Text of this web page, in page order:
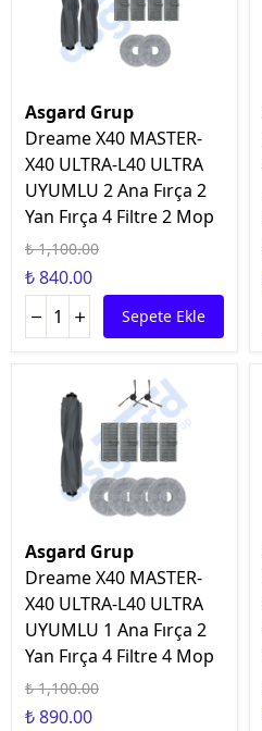
Asgard Grup
Dreame X40 MASTER-
X40 ULTRA-L40 ULTRA
UYUMLU 2 Ana Fırça 2
Yan Fırça 4 Filtre 2 Mop
₺ 1,100.00
₺ 840.00
Sepete Ekle
Asgard Grup
Dreame X40 MASTER-
X40 ULTRA-L40 ULTRA
UYUMLU 1 Ana Fırça 2
Yan Fırça 4 Filtre 4 Mop
₺ 1,100.00
₺ 890.00